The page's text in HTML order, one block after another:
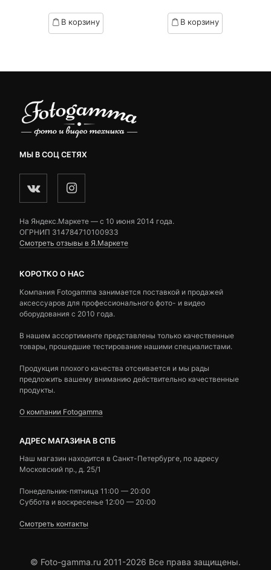
based
onВ корзину
based
onВ корзину
МЫ В СОЦ СЕТЯХ
На Яндекс.Маркете — c 10 июня 2014 года.
ОГРНИП 314784710100933
Смотреть отзывы в Я.Маркете
КОРОТКО О НАС
Компания Fotogamma занимается поставкой и продажей
аксессуаров для профессионального фото- и видео
оборудования с 2010 года.
В нашем ассортименте представлены только качественные
товары, прошедшие тестирование нашими специалистами.
Продукция плохого качества отсеивается и мы рады
предложить вашему вниманию действительно качественные
продукты.
О компании Fotogamma
АДРЕС МАГАЗИНА В СПБ
Наш магазин находится в Санкт-Петербурге, по адресу
Московский пр., д. 25/1
Понедельник-пятница 11:00 — 20:00
Суббота и воскресенье 12:00 — 20:00
Смотреть контакты
© Foto-gamma.ru 2011-2026 Все права защищены.